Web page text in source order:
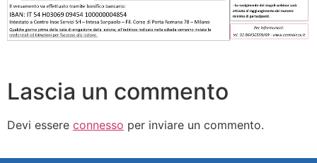
Lascia un commento
Devi essere connesso per inviare un commento.